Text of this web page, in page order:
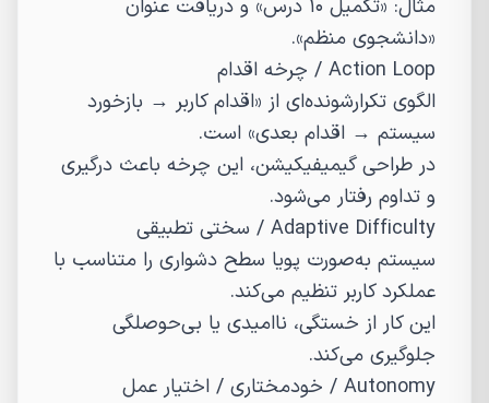
مثال: «تکمیل ۱۰ درس» و دریافت عنوان
«دانشجوی منظم».
Action Loop
/ چرخه اقدام
الگوی تکرارشونده‌ای از «اقدام کاربر → بازخورد
سیستم → اقدام بعدی» است.
در طراحی گیمیفیکیشن، این چرخه باعث درگیری
و تداوم رفتار می‌شود.
Adaptive Difficulty
/ سختی تطبیقی
سیستم به‌صورت پویا سطح دشواری را متناسب با
عملکرد کاربر تنظیم می‌کند.
این کار از خستگی، ناامیدی یا بی‌حوصلگی
جلوگیری می‌کند.
Autonomy
/ خودمختاری / اختیار عمل